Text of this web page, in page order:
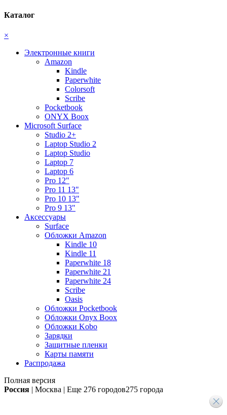
Каталог
×
Электронные книги
Amazon
Kindle
Paperwhite
Colorsoft
Scribe
Pocketbook
ONYX Boox
Microsoft Surface
Studio 2+
Laptop Studio 2
Laptop Studio
Laptop 7
Laptop 6
Pro 12"
Pro 11 13"
Pro 10 13"
Pro 9 13"
Аксессуары
Surface
Обложки Amazon
Kindle 10
Kindle 11
Paperwhite 18
Paperwhite 21
Paperwhite 24
Scribe
Oasis
Обложки Pocketbook
Обложки Onyx Boox
Обложки Kobo
Зарядки
Защитные пленки
Карты памяти
Распродажа
Полная версия
Россия | Москва | Еще 276 городов275 города